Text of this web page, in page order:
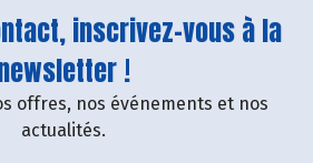
inscrivez-vous à la
!
offres, nos événements et nos
actualités.